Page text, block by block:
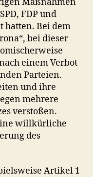
FDP und
hatten. Bei dem
bei dieser
einem Verbot
Parteien.
und ihre
mehrere
verstoßen.
willkürliche
des
Artikel 1